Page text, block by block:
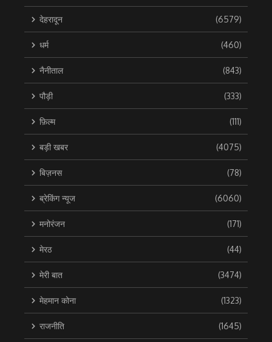
देहरादून (6579)
धर्म (460)
नैनीताल (843)
पौड़ी (333)
फ़िल्म (111)
बड़ी खबर (4075)
बिज़नस (78)
ब्रेकिंग न्यूज (6060)
मनोरंजन (171)
मेरठ (44)
मेरी बात (3474)
मेहमान कोना (1323)
राजनीति (1645)